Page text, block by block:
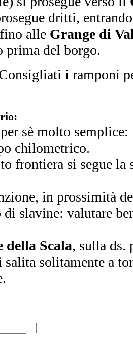
dritti,
alle Grange di
prima del borgo.
i ramponi
sè molto
chilometrico.
frontiera si segue la
in prossimità
di slavine: valutare
della Scala, sulla ds.
solitamente a